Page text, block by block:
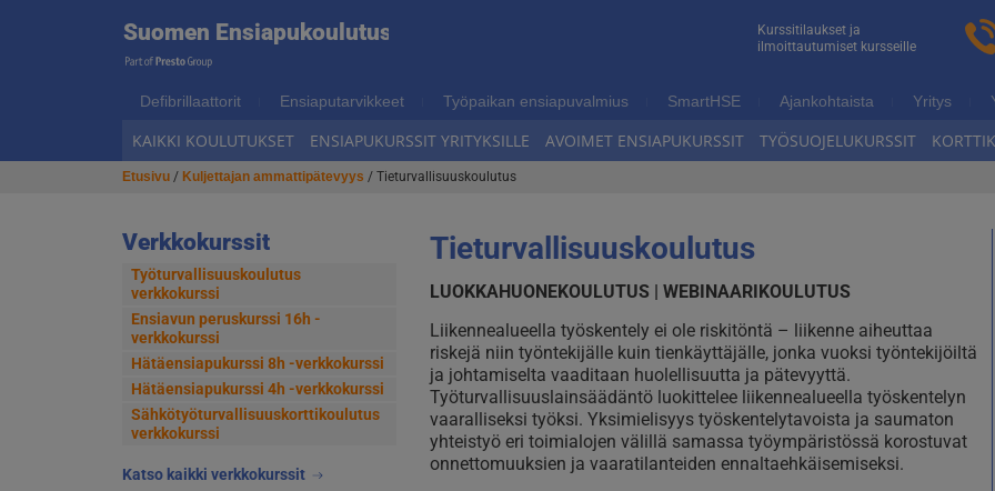
Hyppää
navigointiin
Hyppää
sisältöön
Suomen EnsiapukoulutusSuomen
Kurssitilaukset ja
ilmoittautumiset kursseille
Defibrillaattorit Ensiaputarvikkeet Työpaikan ensiapuvalmius SmartHSE Ajankohtaista Yritys
KAIKKI KOULUTUKSET ENSIAPUKURSSIT YRITYKSILLE AVOIMET ENSIAPUKURSSIT TYÖSUOJELUKURSSIT
Etusivu/ Kuljettajan ammattipätevyys / Tieturvallisuuskoulutus
Verkkokurssit
Työturvallisuuskoulutus
verkkokurssi
Ensiavun peruskurssi 16h -
verkkokurssi
Hätäensiapukurssi 8h -verkkokurssi
Hätäensiapukurssi 4h -verkkokurssi
Sähkötyöturvallisuus­korttikoulutus
verkkokurssi
Katso kaikki verkkokurssit
Tieturvallisuuskoulutus
LUOKKAHUONEKOULUTUS | WEBINAARIKOULUTUS
Liikennealueella työskentely ei ole riskitöntä – liikenne aiheuttaa
riskejä niin työntekijälle kuin tienkäyttäjälle, jonka vuoksi työntekijöiltä
ja johtamiselta vaaditaan huolellisuutta ja pätevyyttä.
Työturvallisuuslainsäädäntö luokittelee liikennealueella työskentelyn
vaaralliseksi työksi. Yksimielisyys työskentelytavoista ja saumaton
yhteistyö eri toimialojen välillä samassa työympäristössä korostuvat
onnettomuuksien ja vaaratilanteiden ennaltaehkäisemiseksi.